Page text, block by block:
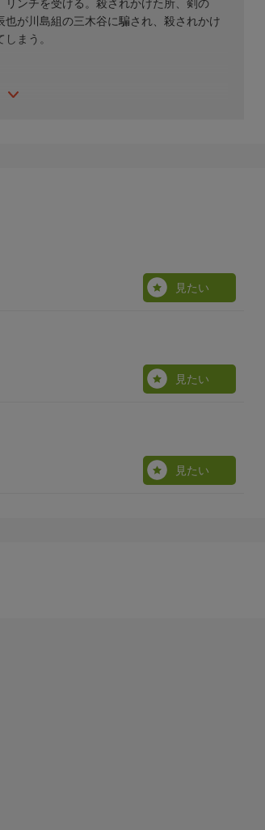
ンチを受ける。殺されかけた所、剣の
が川島組の三木谷に騙され、殺されかけ
まう。
見たい
見たい
見たい